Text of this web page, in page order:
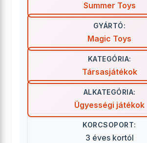
Summer Toys
GYÁRTÓ:
Magic Toys
KATEGÓRIA:
Társasjátékok
ALKATEGÓRIA:
Ügyességi játékok
KORCSOPORT:
3 éves kortól